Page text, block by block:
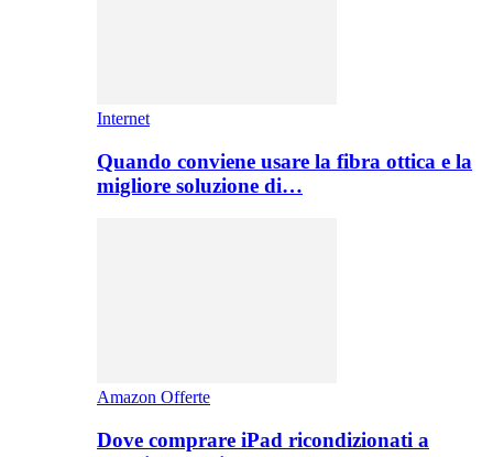
Internet
Quando conviene usare la fibra ottica e la
migliore soluzione di…
Amazon Offerte
Dove comprare iPad ricondizionati a